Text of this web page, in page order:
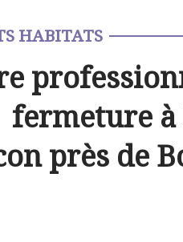
HABITATS
fermeture à
près de